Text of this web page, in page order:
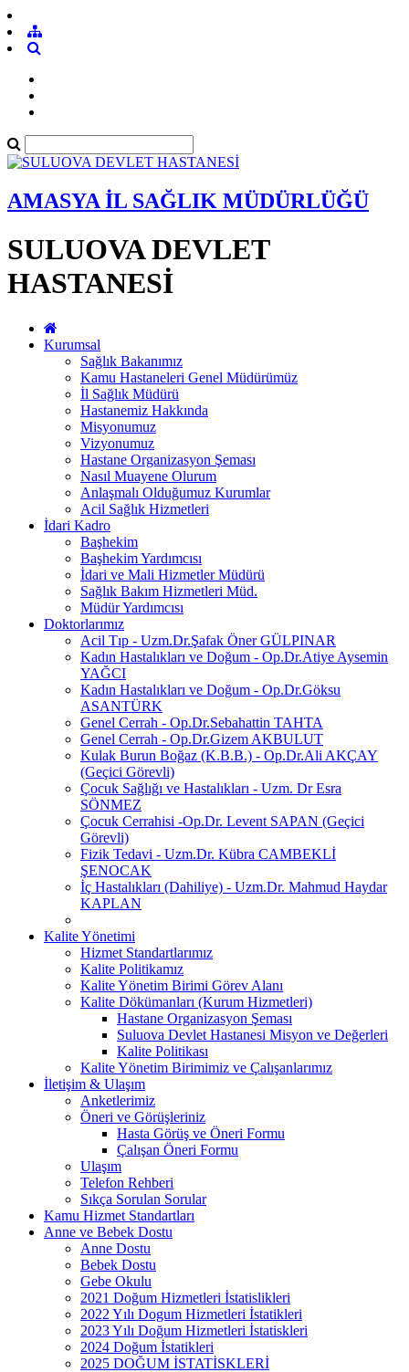
AMASYA İL SAĞLIK MÜDÜRLÜĞÜ
SULUOVA DEVLET
HASTANESİ
Kurumsal
Sağlık Bakanımız
Kamu Hastaneleri Genel Müdürümüz
İl Sağlık Müdürü
Hastanemiz Hakkında
Misyonumuz
Vizyonumuz
Hastane Organizasyon Şeması
Nasıl Muayene Olurum
Anlaşmalı Olduğumuz Kurumlar
Acil Sağlık Hizmetleri
İdari Kadro
Başhekim
Başhekim Yardımcısı
İdari ve Mali Hizmetler Müdürü
Sağlık Bakım Hizmetleri Müd.
Müdür Yardımcısı
Doktorlarımız
Acil Tıp - Uzm.Dr.Şafak Öner GÜLPINAR
Kadın Hastalıkları ve Doğum - Op.Dr.Atiye Aysemin
YAĞCI
Kadın Hastalıkları ve Doğum - Op.Dr.Göksu
ASANTÜRK
Genel Cerrah - Op.Dr.Sebahattin TAHTA
Genel Cerrah - Op.Dr.Gizem AKBULUT
Kulak Burun Boğaz (K.B.B.) - Op.Dr.Ali AKÇAY
(Geçici Görevli)
Çocuk Sağlığı ve Hastalıkları - Uzm. Dr Esra
SÖNMEZ
Çocuk Cerrahisi -Op.Dr. Levent SAPAN (Geçici
Görevli)
Fizik Tedavi - Uzm.Dr. Kübra CAMBEKLİ
ŞENOCAK
İç Hastalıkları (Dahiliye) - Uzm.Dr. Mahmud Haydar
KAPLAN
Kalite Yönetimi
Hizmet Standartlarımız
Kalite Politikamız
Kalite Yönetim Birimi Görev Alanı
Kalite Dökümanları (Kurum Hizmetleri)
Hastane Organizasyon Şeması
Suluova Devlet Hastanesi Misyon ve Değerleri
Kalite Politikası
Kalite Yönetim Birimimiz ve Çalışanlarımız
İletişim & Ulaşım
Anketlerimiz
Öneri ve Görüşleriniz
Hasta Görüş ve Öneri Formu
Çalışan Öneri Formu
Ulaşım
Telefon Rehberi
Sıkça Sorulan Sorular
Kamu Hizmet Standartları
Anne ve Bebek Dostu
Anne Dostu
Bebek Dostu
Gebe Okulu
2021 Doğum Hizmetleri İstatislikleri
2022 Yılı Dogum Hizmetleri İstatikleri
2023 Yılı Doğum Hizmetleri İstatiskleri
2024 Doğum İstatikleri
2025 DOĞUM İSTATİSKLERİ